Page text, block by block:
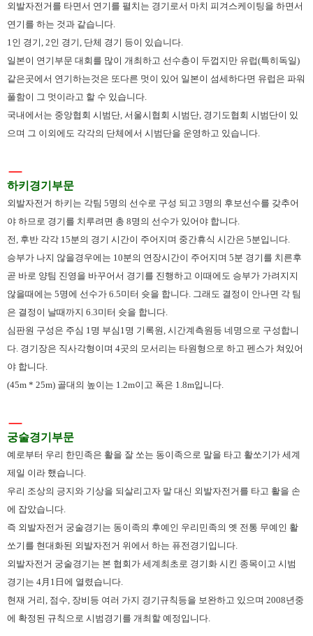
외발자전거를 타면서 연기를 펼치는 경기로서 마치 피겨스케이팅을 하면서
연기를 하는 것과 같습니다.
1인 경기, 2인 경기, 단체 경기 등이 있습니다.
일본이 연기부문 대회를 많이 개최하고 선수층이 두껍지만 유럽(특히독일)
같은곳에서 연기하는것은 또다른 멋이 있어 일본이 섬세하다면 유럽은 파워
풀함이 그 멋이라고 할 수 있습니다.
국내에서는 중앙협회 시범단, 서울시협회 시범단, 경기도협회 시범단이 있
으며 그 이외에도 각각의 단체에서 시범단을 운영하고 있습니다.
ㅡ
하키경기부문
외발자전거 하키는 각팀 5명의 선수로 구성 되고 3명의 후보선수를 갖추어
야 하므로 경기를 치루려면 총 8명의 선수가 있어야 합니다.
전, 후반 각각 15분의 경기 시간이 주어지며 중간휴식 시간은 5분입니다.
승부가 나지 않을경우에는 10분의 연장시간이 주어지며 5분 경기를 치른후
곧 바로 양팀 진영을 바꾸어서 경기를 진행하고 이때에도 승부가 가려지지
않을때에는 5명에 선수가 6.5미터 슛을 합니다. 그래도 결정이 안나면 각 팀
은 결정이 날때까지 6.3미터 슛을 합니다.
심판원 구성은 주심 1명 부심1명 기록원, 시간계측원등 네명으로 구성합니
다. 경기장은 직사각형이며 4곳의 모서리는 타원형으로 하고 펜스가 쳐있어
야 합니다.
(45m * 25m) 골대의 높이는 1.2m이고 폭은 1.8m입니다.
ㅡ
궁술경기부문
예로부터 우리 한민족은 활을 잘 쏘는 동이족으로 말을 타고 활쏘기가 세계
제일 이라 했습니다.
우리 조상의 긍지와 기상을 되살리고자 말 대신 외발자전거를 타고 활을 손
에 잡았습니다.
즉 외발자전거 궁술경기는 동이족의 후예인 우리민족의 옛 전통 무예인 활
쏘기를 현대화된 외발자전거 위에서 하는 퓨전경기입니다.
외발자전거 궁술경기는 본 협회가 세계최초로 경기화 시킨 종목이고 시범
경기는 4月1日에 열렸습니다.
현재 거리, 점수, 장비등 여러 가지 경기규칙등을 보완하고 있으며 2008년중
에 확정된 규칙으로 시범경기를 개최할 예정입니다.